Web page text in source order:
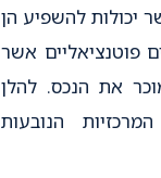
יכולות להשפיע הן
פוטנציאליים אשר
את הנכס. להלן
הנובעות